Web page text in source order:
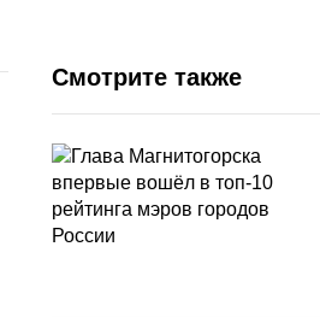
Смотрите также